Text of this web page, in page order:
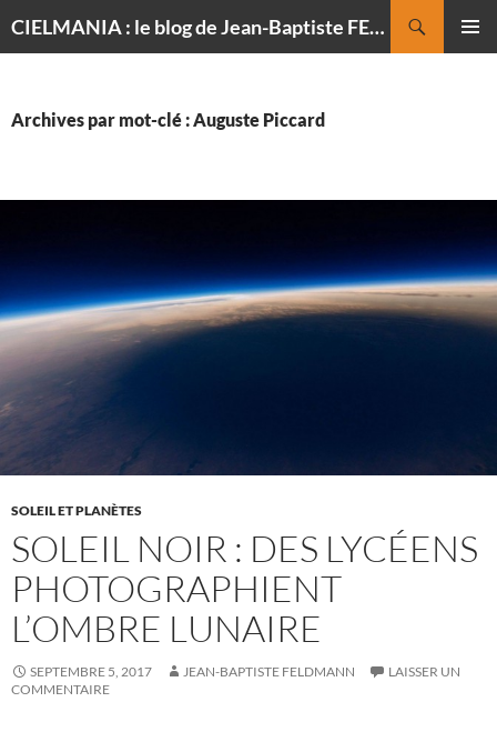
CIELMANIA : le blog de Jean-Baptiste FELDMANN, photographe du ciel
Archives par mot-clé : Auguste Piccard
SOLEIL ET PLANÈTES
SOLEIL NOIR : DES LYCÉENS
PHOTOGRAPHIENT
L’OMBRE LUNAIRE
SEPTEMBRE 5, 2017 JEAN-BAPTISTE FELDMANN
LAISSER UN
COMMENTAIRE